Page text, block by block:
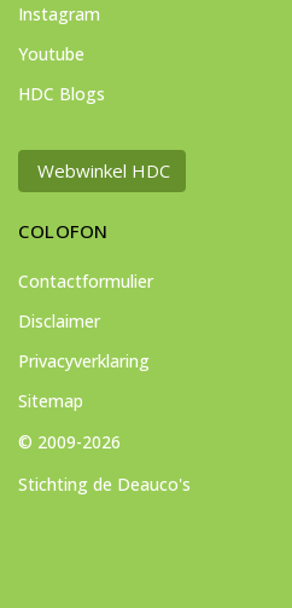
Instagram
Youtube
HDC Blogs
Webwinkel HDC
COLOFON
Contactformulier
Disclaimer
Privacyverklaring
Sitemap
© 2009-2026
Stichting de Deauco's